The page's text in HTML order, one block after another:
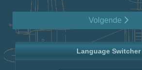
Volgende
Language Switcher